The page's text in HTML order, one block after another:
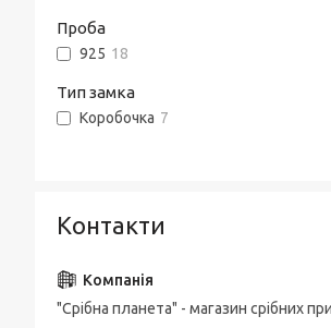
Проба
925 18
Тип замка
Коробочка 7
Контакти
"Срібна планета" - магазин срібних